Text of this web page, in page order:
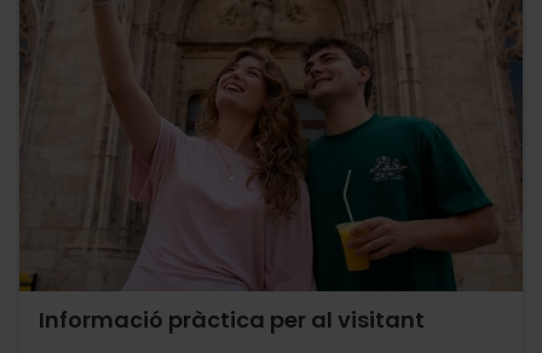
Informació pràctica per al visitant